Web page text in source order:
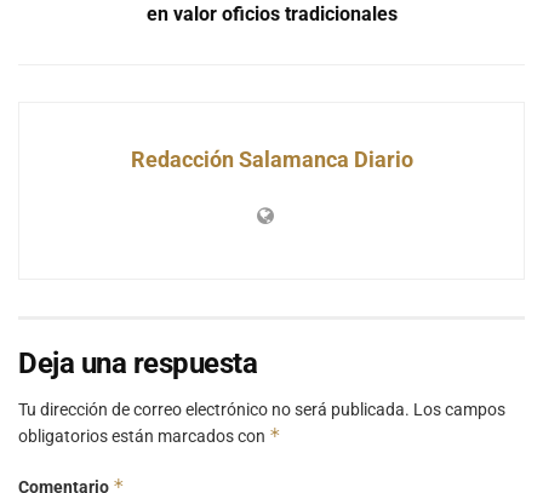
en valor oficios tradicionales
Redacción Salamanca Diario
Deja una respuesta
Tu dirección de correo electrónico no será publicada. Los campos
obligatorios están marcados con *
Comentario *